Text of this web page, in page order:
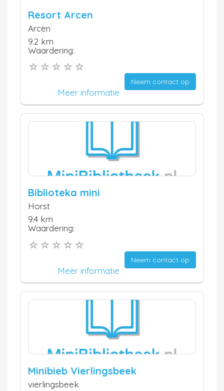
Resort Arcen
Arcen
9.2 km
Waardering:
Neem contact op
Meer informatie
Biblioteka mini
Horst
9.4 km
Waardering:
Neem contact op
Meer informatie
Minibieb Vierlingsbeek
vierlingsbeek